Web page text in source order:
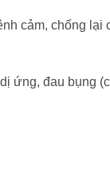
cảm, chống lại
ứng, đau bụng